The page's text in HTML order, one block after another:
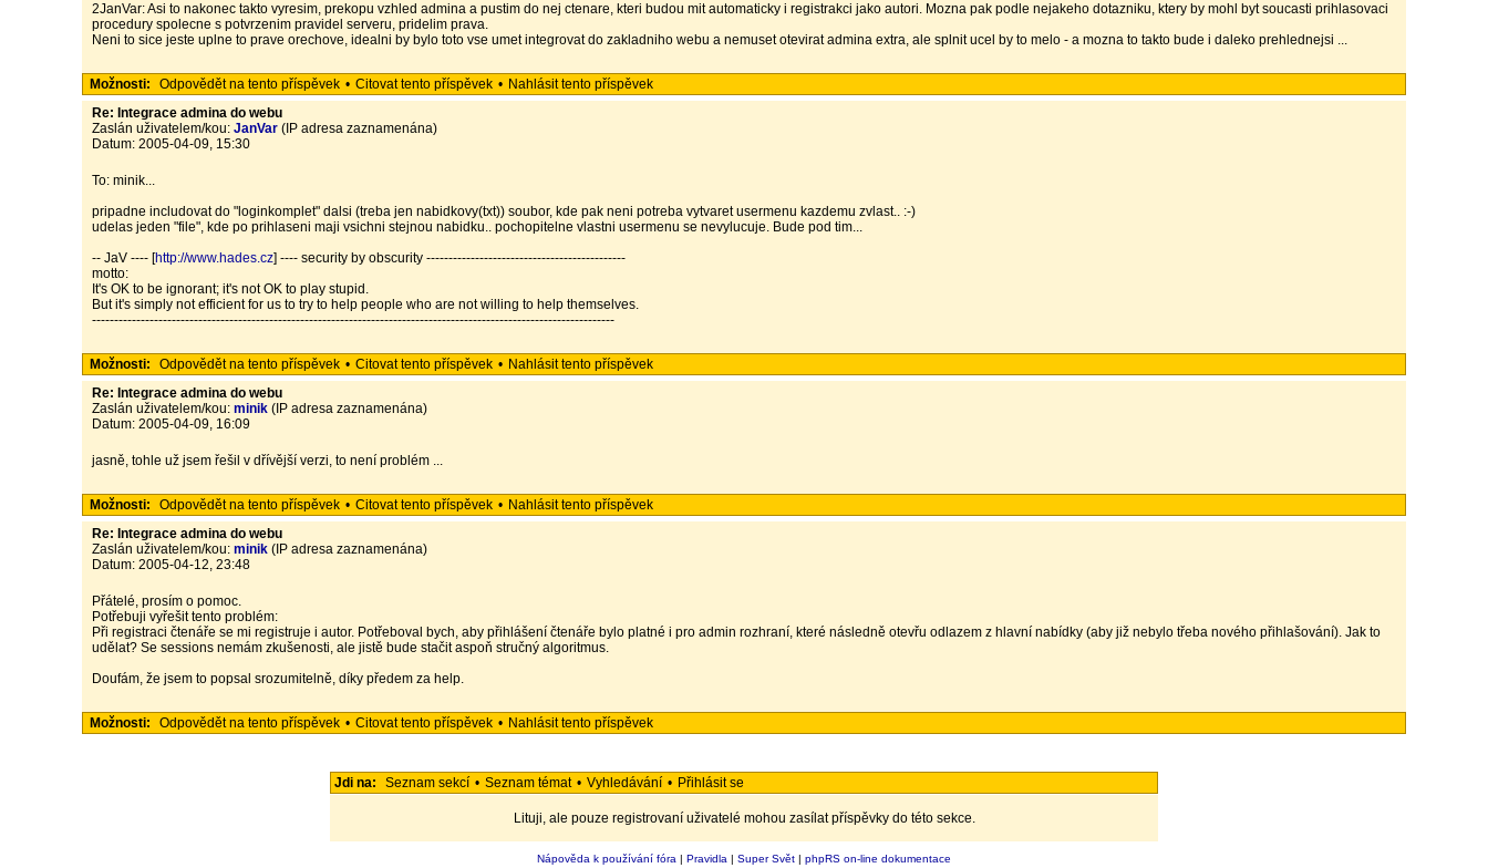
2JanVar: Asi to nakonec takto vyresim, prekopu vzhled admina a pustim do nej ctenare, kteri budou mit automaticky i registrakci jako autori. Mozna pak podle nejakeho dotazniku, ktery by mohl byt soucasti prihlasovaci
procedury spolecne s potvrzenim pravidel serveru, pridelim prava.
Neni to sice jeste uplne to prave orechove, idealni by bylo toto vse umet integrovat do zakladniho webu a nemuset otevirat admina extra, ale splnit ucel by to melo - a mozna to takto bude i daleko prehlednejsi ...
Možnosti: Odpovědět na tento příspěvek • Citovat tento příspěvek • Nahlásit tento příspěvek
Re: Integrace admina do webu
Zaslán uživatelem/kou:JanVar (IP adresa zaznamenána)
Datum: 2005-04-09, 15:30
To: minik...
pripadne includovat do "loginkomplet" dalsi (treba jen nabidkovy(txt)) soubor, kde pak neni potreba vytvaret usermenu kazdemu zvlast.. :-)
udelas jeden "file", kde po prihlaseni maji vsichni stejnou nabidku.. pochopitelne vlastni usermenu se nevylucuje. Bude pod tim...
-- JaV ---- [http://www.hades.cz] ---- security by obscurity ---------------------------------------------
motto:
It's OK to be ignorant; it's not OK to play stupid.
But it's simply not efficient for us to try to help people who are not willing to help themselves.
----------------------------------------------------------------------------------------------------------------------
Možnosti: Odpovědět na tento příspěvek • Citovat tento příspěvek • Nahlásit tento příspěvek
Re: Integrace admina do webu
Zaslán uživatelem/kou:minik (IP adresa zaznamenána)
Datum: 2005-04-09, 16:09
jasně, tohle už jsem řešil v dřívější verzi, to není problém ...
Možnosti: Odpovědět na tento příspěvek • Citovat tento příspěvek • Nahlásit tento příspěvek
Re: Integrace admina do webu
Zaslán uživatelem/kou:minik (IP adresa zaznamenána)
Datum: 2005-04-12, 23:48
Přátelé, prosím o pomoc.
Potřebuji vyřešit tento problém:
Při registraci čtenáře se mi registruje i autor. Potřeboval bych, aby přihlášení čtenáře bylo platné i pro admin rozhraní, které následně otevřu odlazem z hlavní nabídky (aby již nebylo třeba nového přihlašování). Jak to
udělat? Se sessions nemám zkušenosti, ale jistě bude stačit aspoň stručný algoritmus.
Doufám, že jsem to popsal srozumitelně, díky předem za help.
Možnosti: Odpovědět na tento příspěvek • Citovat tento příspěvek • Nahlásit tento příspěvek
Jdi na: Seznam sekcí • Seznam témat • Vyhledávání • Přihlásit se
Lituji, ale pouze registrovaní uživatelé mohou zasílat příspěvky do této sekce.
Nápověda k používání fóra | Pravidla | Super Svět | phpRS on-line dokumentace